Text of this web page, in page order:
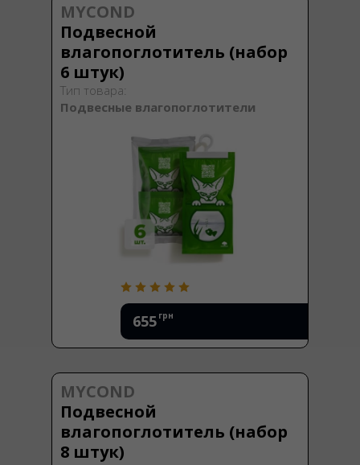
MYCOND
Подвесной
влагопоглотитель (набор
6 штук)
Тип товара:
Подвесные влагопоглотители
655 грн
MYCOND
Подвесной
влагопоглотитель (набор
8 штук)